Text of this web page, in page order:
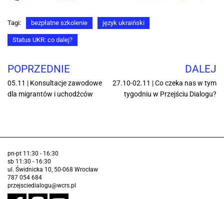
Tagi: bezpłatne szkolenie język ukraiński
Status UKR: co dalej?
POPRZEDNIE
05.11 | Konsultacje zawodowe
dla migrantów i uchodźców
DALEJ
27.10-02.11 | Co czeka nas w tym
tygodniu w Przejściu Dialogu?
pn-pt 11:30 - 16:30
sb 11:30 - 16:30
ul. Świdnicka 10, 50-068 Wrocław
787 054 684
przejsciedialogu@wcrs.pl